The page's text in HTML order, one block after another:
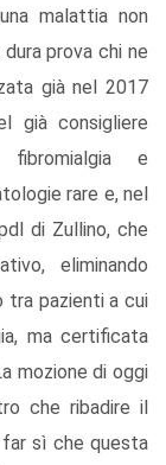
malattia non
prova chi ne
già nel 2017
già consigliere
e
rare e, nel
di Zullino, che
eliminando
tra pazienti a cui
ma certificata
mozione di oggi
che ribadire il
sì che questa